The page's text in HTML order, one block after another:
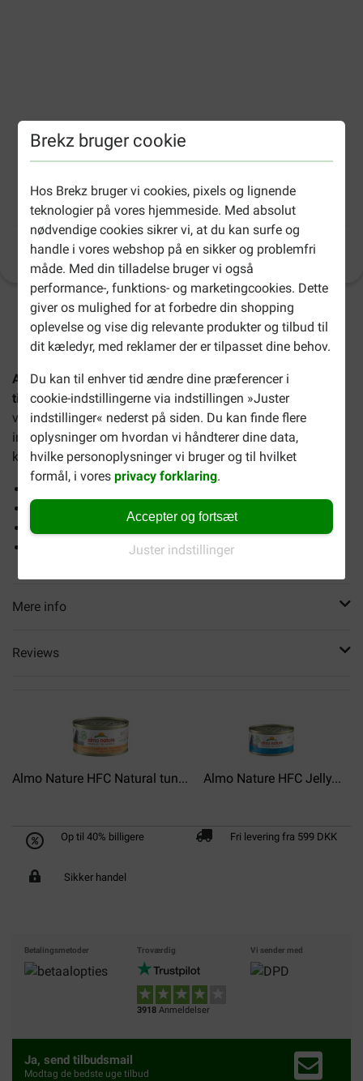
Brekz bruger cookie
Hos Brekz bruger vi cookies, pixels og lignende
teknologier på vores hjemmeside. Med absolut
nødvendige cookies sikrer vi, at du kan surfe og
handle i vores webshop på en sikker og problemfri
måde. Med din tilladelse bruger vi også
performance-, funktions- og marketingcookies. Dette
giver os mulighed for at forbedre din shopping
oplevelse og vise dig relevante produkter og tilbud til
dit kæledyr, med reklamer der er tilpasset dine behov.
Du kan til enhver tid ændre dine præferencer i
cookie-indstillingerne via indstillingen »Juster
indstillinger« nederst på siden. Du kan finde flere
oplysninger om hvordan vi håndterer dine data,
hvilke personoplysninger vi bruger og til hvilket
formål, i voresprivacy forklaring.
Accepter og fortsæt
Juster indstillinger
Almo Nature HFC Natural kylling
kombipakke B vådfoder til katte (70 g)
(7) Produktinformation
2-4 arbejdsdage, medmindre andet er angivet
Almo Nature HFC Natural kylling kombipakke B vådfoder
til katte (70 g)er et fordelagtigt køb med 4 forskellige
varianter af Almo Nature Natural kylling. Hver type
indeholder 6 dåser à 70 gram Almo Nature Natural. Denne
kombinerede pakke indeholder:
Almo Nature kylling med ost
Almo Nature kylling med græskar
Almo Nature kylling med lever
Mere info
Reviews
Almo Nature HFC Natural tun... Almo Nature HFC Jelly...
Op til 40% billigere Fri levering fra 599 DKK
Sikker handel
Betalingsmetoder Troværdig
3918 Anmeldelser
Vi sender med
Ja, send tilbudsmail
Modtag de bedste uge tilbud